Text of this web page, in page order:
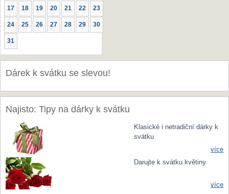
17 18 19 20 21 22 23
24 25 26 27 28 29 30
31
Dárek k svátku se slevou!
Najisto: Tipy na dárky k svátku
Klasické i netradiční dárky k
svátku
více
Darujte k svátku květiny
více